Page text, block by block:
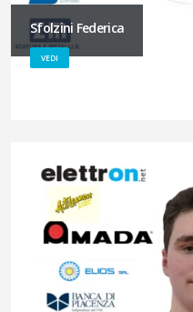
Sfolzini Federica
VEDI